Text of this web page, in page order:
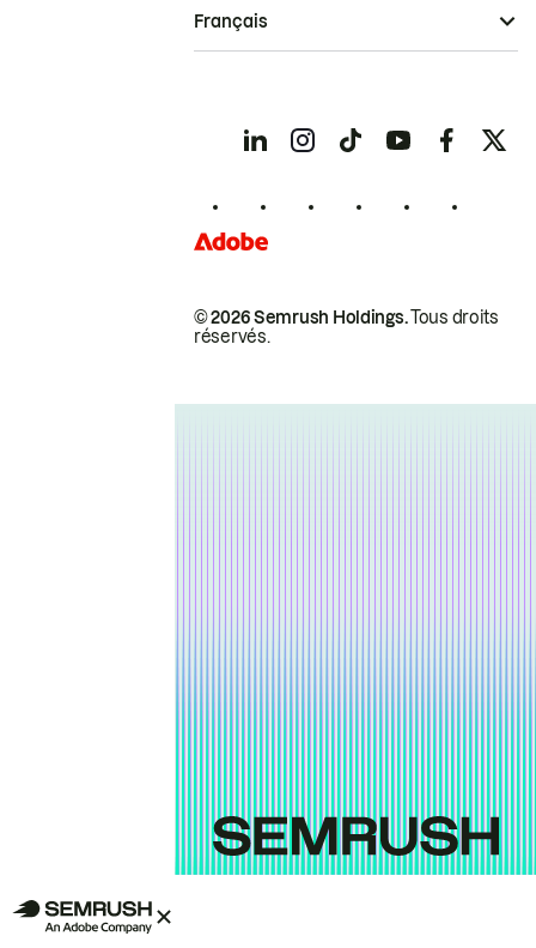
© 2026 Semrush Holdings.Tous droits
réservés.
Français